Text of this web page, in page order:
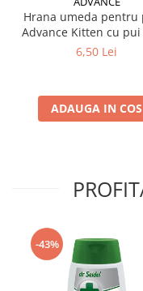
Hrana umeda pentru
Advance Kitten cu
6,50 Lei
ADAUGA IN COS
-43%